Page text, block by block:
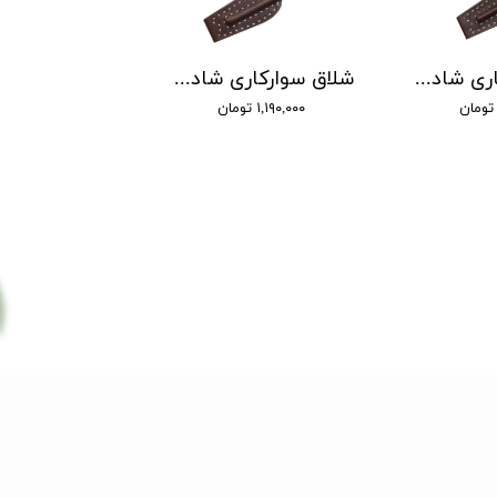
شلاق سوارکاری شادان - با بند مُچی چرمی، مدل سنگچین دسته اسپرت
۱,۱۹۰,۰۰۰ تومان
شلاق سوارکاری شادان - با بند مُچی چرمی، مدل سنگچین دسته کلاسیک